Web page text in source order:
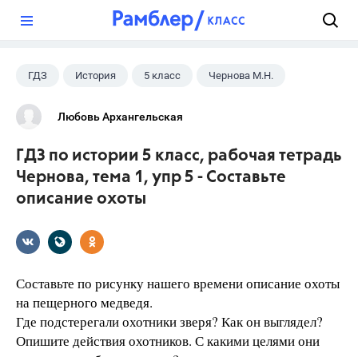
ГДЗ История 5 класс Чернова М.Н.
Любовь Архангельская
ГДЗ по истории 5 класс, рабочая тетрадь
Чернова, тема 1, упр 5 - Составьте
описание охоты
Составьте по рисунку нашего времени описание охоты
на пещерного медведя.
Где подстерегали охотники зверя? Как он выглядел?
Опишите действия охотников. С какими целями они